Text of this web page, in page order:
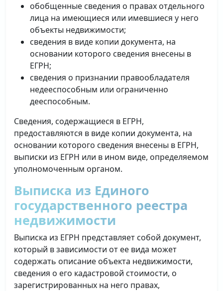
обобщенные сведения о правах отдельного
лица на имеющиеся или имевшиеся у него
объекты недвижимости;
сведения в виде копии документа, на
основании которого сведения внесены в
ЕГРН;
сведения о признании правообладателя
недееспособным или ограниченно
дееспособным.
Сведения, содержащиеся в ЕГРН,
предоставляются в виде копии документа, на
основании которого сведения внесены в ЕГРН,
выписки из ЕГРН или в ином виде, определяемом
уполномоченным органом.
Выписка из Единого
государственного реестра
недвижимости
Выписка из ЕГРН представляет собой документ,
который в зависимости от ее вида может
содержать описание объекта недвижимости,
сведения о его кадастровой стоимости, о
зарегистрированных на него правах,